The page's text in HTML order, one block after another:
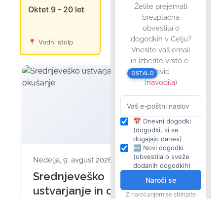
Oktet 9 - 20 let
📍 Vodni stolp
Hotwalk - kje je v
Glazija center
Celje
📍
OSTALO
Nedelja, 9. avgust 2026 ob 10:00
Srednjeveško
ustvarjanje in okušanje
Želite prejemati
brezplačna
obvestila o
dogodkih v Celju?
Vnesite vaš email
in izberite vrsto e-
novic.
(navodila)
📅 Dnevni dogodki
(dogodki, ki se
dogajajo danes)
🆕 Novi dogodki
(obvestila o sveže
dodanih dogodkih)
Naroči se
Z naročanjem se strinjate